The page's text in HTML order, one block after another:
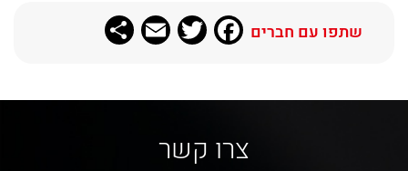
שתפו עם חברים Facebook
Twitter
Email
צרו קשר